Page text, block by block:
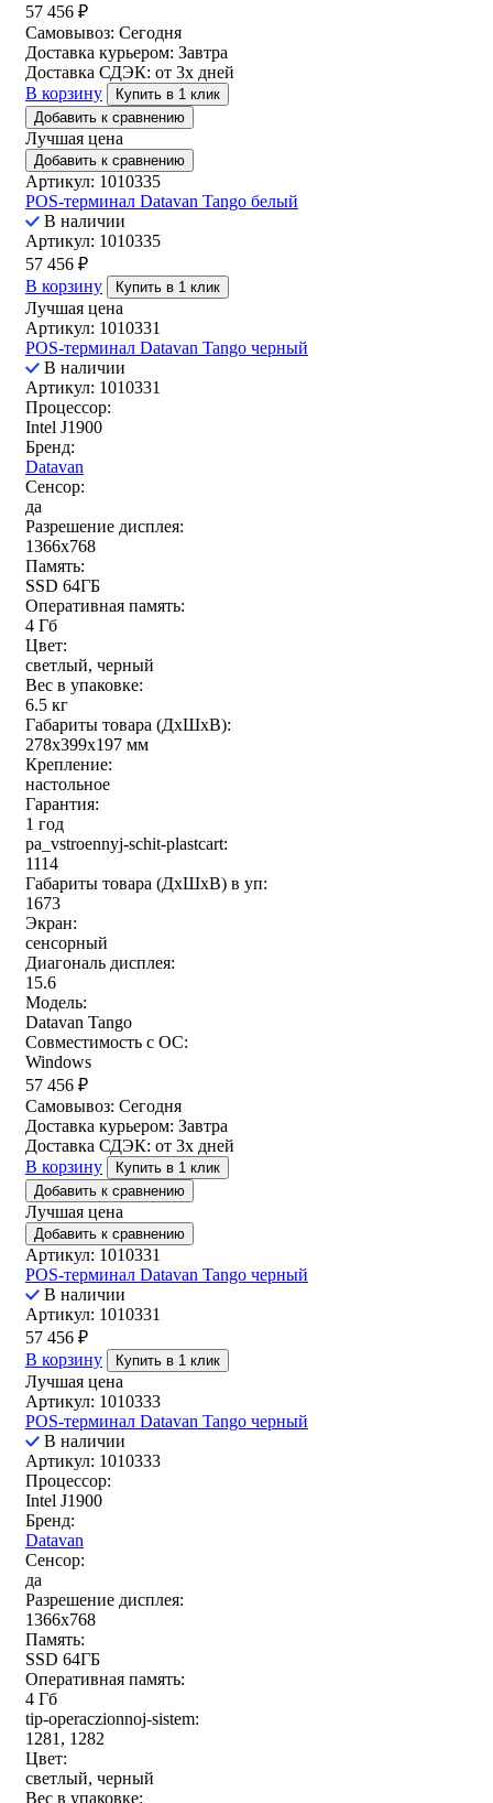
57 456 ₽
Самовывоз: Сегодня
Доставка курьером: Завтра
Доставка СДЭК: от 3х дней
В корзину
Купить в 1 клик
Добавить к сравнению
Лучшая цена
Добавить к сравнению
Артикул: 1010335
POS-терминал Datavan Tango белый
В наличии
Артикул: 1010335
57 456 ₽
В корзину
Купить в 1 клик
Лучшая цена
Артикул: 1010331
POS-терминал Datavan Tango черный
В наличии
Артикул: 1010331
Процессор:
Intel J1900
Бренд:
Datavan
Сенсор:
да
Разрешение дисплея:
1366x768
Память:
SSD 64ГБ
Оперативная память:
4 Гб
Цвет:
светлый, черный
Вес в упаковке:
6.5 кг
Габариты товара (ДxШxВ):
278x399x197 мм
Крепление:
настольное
Гарантия:
1 год
pa_vstroennyj-schit-plastcart:
1114
Габариты товара (ДxШxВ) в уп:
1673
Экран:
сенсорный
Диагональ дисплея:
15.6
Модель:
Datavan Tango
Совместимость с ОС:
Windows
57 456 ₽
Самовывоз: Сегодня
Доставка курьером: Завтра
Доставка СДЭК: от 3х дней
В корзину
Купить в 1 клик
Добавить к сравнению
Лучшая цена
Добавить к сравнению
Артикул: 1010331
POS-терминал Datavan Tango черный
В наличии
Артикул: 1010331
57 456 ₽
В корзину
Купить в 1 клик
Лучшая цена
Артикул: 1010333
POS-терминал Datavan Tango черный
В наличии
Артикул: 1010333
Процессор:
Intel J1900
Бренд:
Datavan
Сенсор:
да
Разрешение дисплея:
1366x768
Память:
SSD 64ГБ
Оперативная память:
4 Гб
tip-operaczionnoj-sistem:
1281, 1282
Цвет:
светлый, черный
Вес в упаковке: